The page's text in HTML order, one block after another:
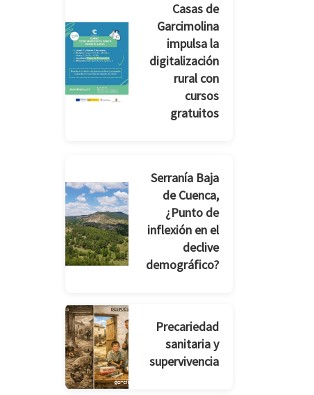
Casas de
Garcimolina
impulsa la
digitalización
rural con
cursos
gratuitos
Serranía Baja
de Cuenca,
¿Punto de
inflexión en el
declive
demográfico?
Precariedad
sanitaria y
supervivencia